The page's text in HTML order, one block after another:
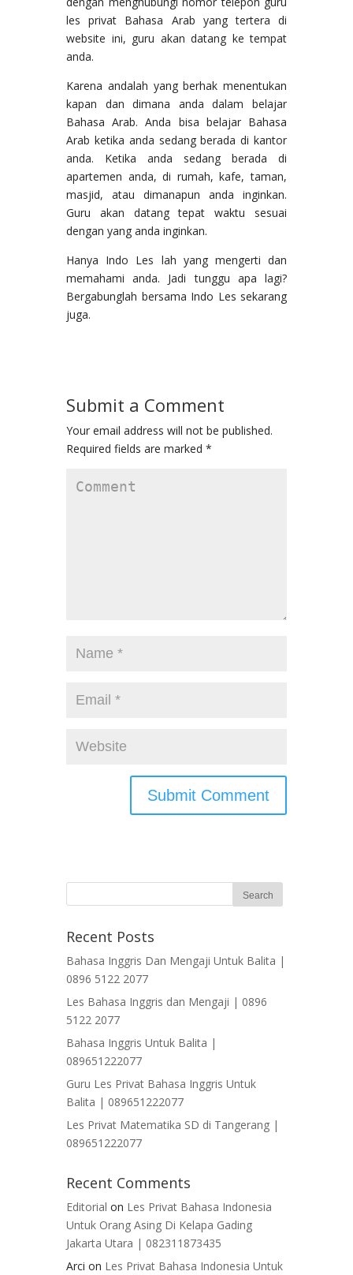
les privat Bahasa Arab yang tertera di
website ini, guru akan datang ke tempat
anda.
Karena andalah yang berhak menentukan
kapan dan dimana anda dalam belajar
Bahasa Arab. Anda bisa belajar Bahasa
Arab ketika anda sedang berada di kantor
anda. Ketika anda sedang berada di
apartemen anda, di rumah, kafe, taman,
masjid, atau dimanapun anda inginkan.
Guru akan datang tepat waktu sesuai
dengan yang anda inginkan.
Hanya Indo Les lah yang mengerti dan
memahami anda. Jadi tunggu apa lagi?
Bergabunglah bersama Indo Les sekarang
juga.
Submit a Comment
Your email address will not be published.
Required fields are marked *
Recent Posts
Bahasa Inggris Dan Mengaji Untuk Balita |
0896 5122 2077
Les Bahasa Inggris dan Mengaji | 0896
5122 2077
Bahasa Inggris Untuk Balita |
089651222077
Guru Les Privat Bahasa Inggris Untuk
Balita | 089651222077
Les Privat Matematika SD di Tangerang |
089651222077
Recent Comments
Editorial on Les Privat Bahasa Indonesia
Untuk Orang Asing Di Kelapa Gading
Jakarta Utara | 082311873435
Arci on Les Privat Bahasa Indonesia Untuk